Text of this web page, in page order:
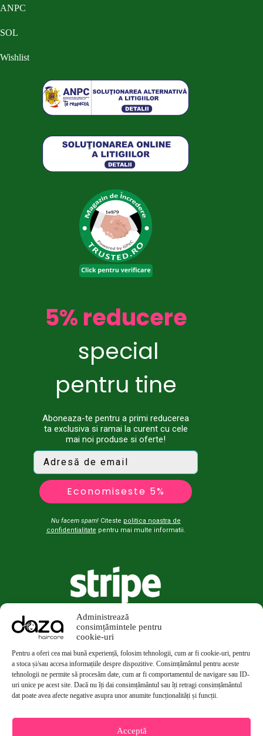
ANPC
SOL
Wishlist
5% reducere
special
pentru tine
Aboneaza-te pentru a primi reducerea
ta exclusiva si ramai la curent cu cele
mai noi produse si oferte!
Economiseste 5%
Nu facem spam!Citeste politica noastra de
confidentialitate pentru mai multe informatii.
Administrează
consimțămintele pentru
cookie-uri
Pentru a oferi cea mai bună experiență, folosim tehnologii, cum ar fi cookie-uri, pentru
a stoca și/sau accesa informațiile despre dispozitive. Consimțământul pentru aceste
tehnologii ne permite să procesăm date, cum ar fi comportamentul de navigare sau ID-
uri unice pe acest site. Dacă nu îți dai consimțământul sau îți retragi consimțământul
dat poate avea afecte negative asupra unor anumite funcționalități și funcții.
Acceptă